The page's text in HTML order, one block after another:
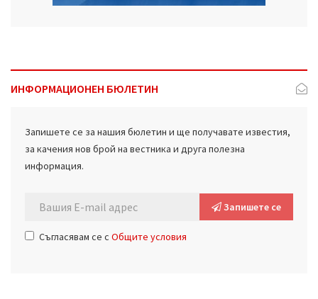
ИНФОРМАЦИОНЕН БЮЛЕТИН
Запишете се за нашия бюлетин и ще получавате известия,
за качения нов брой на вестника и друга полезна
информация.
Запишете се
Съгласявам се с Общите условия